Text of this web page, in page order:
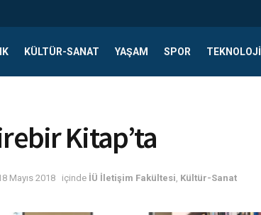
KÜLTÜR-SANAT YAŞAM SPOR TEKNOLOJI
Kitap’ta
Mayıs 2018 içinde İÜ İletişim Fakültesi Kültür-Sanat